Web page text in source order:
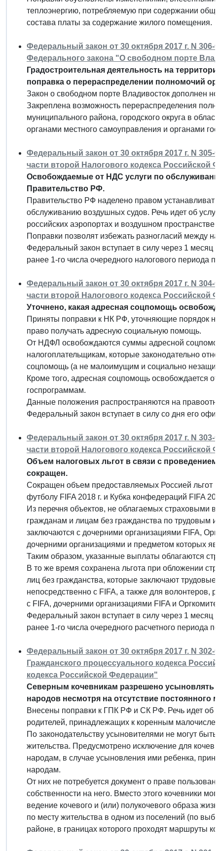
теплоэнергию, потребляемую при содержании
состава платы за содержание жилого помещения.
Федеральный закон от 30 октября 2017 г. N
Федерального закона "О свободном порте
Градостроительная деятельность на
поправка о перераспределении полномочий
Закон о свободном порте Владивосток дополнен
Закреплена возможность перераспределения
муниципального района, городского округа в
органами местного самоуправления и органами
Федеральный закон от 30 октября 2017 г. N
части второй Налогового кодекса Российской
Освобождаемые от НДС услуги по
Правительство РФ.
Правительство РФ наделено правом
обслуживанию воздушных судов. Речь идет об
российских аэропортах и воздушном пространстве
Поправки позволят избежать разногласий между
Федеральный закон вступает в силу через 1 месяц
ранее 1-го числа очередного налогового периода
Федеральный закон от 30 октября 2017 г. N
части второй Налогового кодекса Российской
Уточнено, какая адресная соцпомощь
Приняты поправки к НК РФ, уточняющие порядок
право получать адресную социальную помощь.
От НДФЛ освобождаются суммы адресной
налогоплательщикам, которые законодательно
соцпомощь (а не малоимущим и социально
Кроме того, адресная соцпомощь освобождается
госпрограммам.
Данные положения распространяются на
Федеральный закон вступает в силу со дня его
Федеральный закон от 30 октября 2017 г. N
части второй Налогового кодекса Российской
Объем налоговых льгот в связи с
сокращен.
Сокращен объем предоставляемых Россией льгот
футболу FIFA 2018 г. и Кубка конфедераций FIFA
Из перечня объектов, не облагаемых страховыми
гражданам и лицам без гражданства по трудовым
заключаются с дочерними организациями FIFA,
дочерними организациями и предметом которых
Таким образом, указанные выплаты облагаются
В то же время сохранена льгота при обложении
лиц без гражданства, которые заключают
непосредственно с FIFA, а также для волонтеров,
с FIFA, дочерними организациями FIFA и
Федеральный закон вступает в силу через 1 месяц
ранее 1-го числа очередного расчетного периода
Федеральный закон от 30 октября 2017 г. N
Гражданского процессуального кодекса
кодекса Российской Федерации"
Северным кочевникам разрешено усыновлять
народов несмотря на отсутствие постоянного
Внесены поправки к ГПК РФ и СК РФ. Речь идет об
родителей, принадлежащих к коренным
По законодательству усыновителями не могут
жительства. Предусмотрено исключение для
народам, в случае усыновления ими ребенка,
народам.
От них не потребуется документ о праве
собственности на него. Вместо этого кочевники
ведение кочевого и (или) полукочевого образа
по месту жительства в одном из поселений (по
районе, в границах которого проходят маршруты